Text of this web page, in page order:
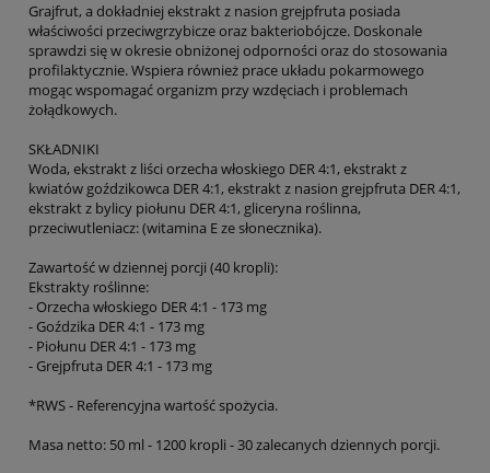
Grajfrut, a dokładniej ekstrakt z nasion grejpfruta posiada
właściwości przeciwgrzybicze oraz bakteriobójcze. Doskonale
sprawdzi się w okresie obniżonej odporności oraz do stosowania
profilaktycznie. Wspiera również prace układu pokarmowego
mogąc wspomagać organizm przy wzdęciach i problemach
żołądkowych.
SKŁADNIKI
Woda, ekstrakt z liści orzecha włoskiego DER 4:1, ekstrakt z
kwiatów goździkowca DER 4:1, ekstrakt z nasion grejpfruta DER 4:1,
ekstrakt z bylicy piołunu DER 4:1, gliceryna roślinna,
przeciwutleniacz: (witamina E ze słonecznika).
Zawartość w dziennej porcji (40 kropli):
Ekstrakty roślinne:
- Orzecha włoskiego DER 4:1 - 173 mg
- Goździka DER 4:1 - 173 mg
- Piołunu DER 4:1 - 173 mg
- Grejpfruta DER 4:1 - 173 mg
*RWS - Referencyjna wartość spożycia.
Masa netto: 50 ml - 1200 kropli - 30 zalecanych dziennych porcji.